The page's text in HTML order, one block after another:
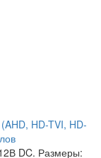
HD-TVI, HD-
DC. Размеры: